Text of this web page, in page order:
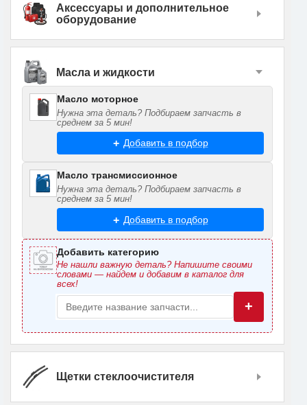
Аксессуары и дополнительное
оборудование
Масла и жидкости
Масло моторное
Нужна эта деталь? Подбираем запчасть в
среднем за 5 мин!
Добавить в подбор
Масло трансмиссионное
Нужна эта деталь? Подбираем запчасть в
среднем за 5 мин!
Добавить в подбор
Добавить категорию
Не нашли важную деталь? Напишите своими
словами — найдем и добавим в каталог для
всех!
+
Щетки стеклоочистителя